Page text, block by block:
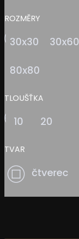
ROZMĚRY
30x30 30x60
80x80
TLOUŠŤKA
10 20
TVAR
čtverec